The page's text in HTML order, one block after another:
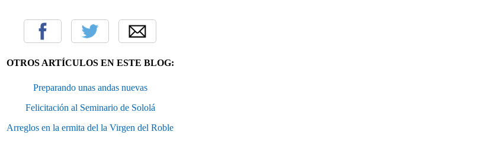
OTROS ARTÍCULOS EN ESTE BLOG:
Preparando unas andas nuevas
Felicitación al Seminario de Sololá
Arreglos en la ermita del la Virgen del Roble